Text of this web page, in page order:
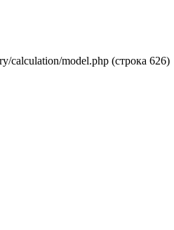
calculation/model.php (строка 626)